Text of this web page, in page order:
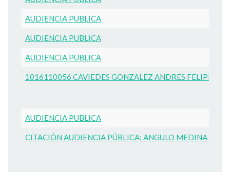
AUDIENCIA PUBLICA
AUDIENCIA PUBLICA
AUDIENCIA PUBLICA
1016110056 CAVIEDES GONZALEZ ANDRES FELIPE
AUDIENCIA PUBLICA
CITACIÓN AUDIENCIA PÚBLICA: ANGULO MEDINA